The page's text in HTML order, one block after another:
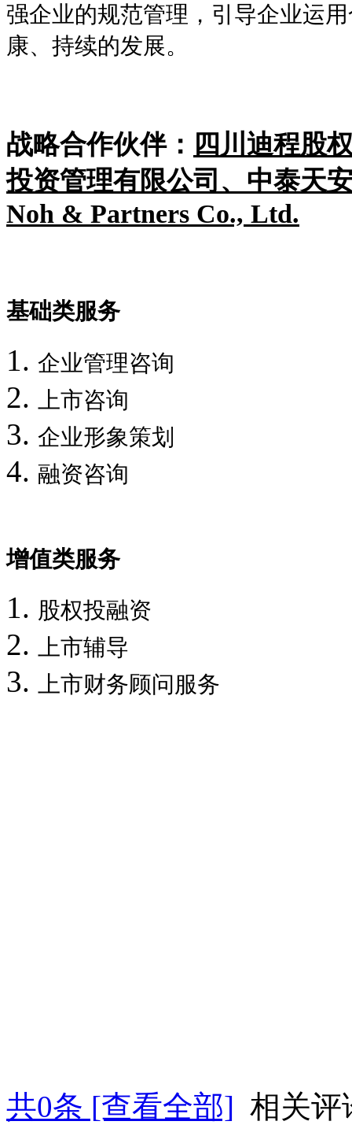
强企业的规范管理，引导企业运
康、持续的发展。
战略合作伙伴： 四川迪程股
投资管理有限公司、 中泰天
Noh & Partners Co., Ltd.
基础类服务
企业管理咨询
上市咨询
企业形象策划
融资咨询
增值类服务
股权投融资
上市辅导
上市财务顾问服务
共0条 [查看全部] 相关评